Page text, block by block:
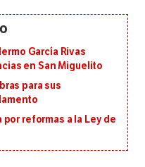
García Rivas
en San Miguelito
para sus
reformas a la Ley de